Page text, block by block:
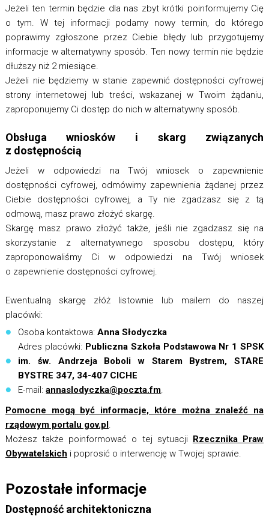
Jeżeli ten termin będzie dla nas zbyt krótki poinformujemy Cię
o tym. W tej informacji podamy nowy termin, do którego
poprawimy zgłoszone przez Ciebie błędy lub przygotujemy
informacje w alternatywny sposób. Ten nowy termin nie będzie
dłuższy niż 2 miesiące.
Jeżeli nie będziemy w stanie zapewnić dostępności cyfrowej
strony internetowej lub treści, wskazanej w Twoim żądaniu,
zaproponujemy Ci dostęp do nich w alternatywny sposób.
Obsługa wniosków i skarg związanych
z dostępnością
Jeżeli w odpowiedzi na Twój wniosek o zapewnienie
dostępności cyfrowej, odmówimy zapewnienia żądanej przez
Ciebie dostępności cyfrowej, a Ty nie zgadzasz się z tą
odmową, masz prawo złożyć skargę.
Skargę masz prawo złożyć także, jeśli nie zgadzasz się na
skorzystanie z alternatywnego sposobu dostępu, który
zaproponowaliśmy Ci w odpowiedzi na Twój wniosek
o zapewnienie dostępności cyfrowej.
Ewentualną skargę złóż listownie lub mailem do naszej
placówki:
Osoba kontaktowa:Anna Słodyczka
Adres placówki: Publiczna Szkoła Podstawowa Nr 1 SPSK
im. św. Andrzeja Boboli w Starem Bystrem, STARE
BYSTRE 347, 34-407 CICHE
E-mail:annaslodyczka@poczta.fm.
Pomocne mogą być informacje, które można znaleźć na
rządowym portalu gov.pl.
Możesz także poinformować o tej sytuacji Rzecznika Praw
Obywatelskich i poprosić o interwencję w Twojej sprawie.
Pozostałe informacje
Dostępność architektoniczna